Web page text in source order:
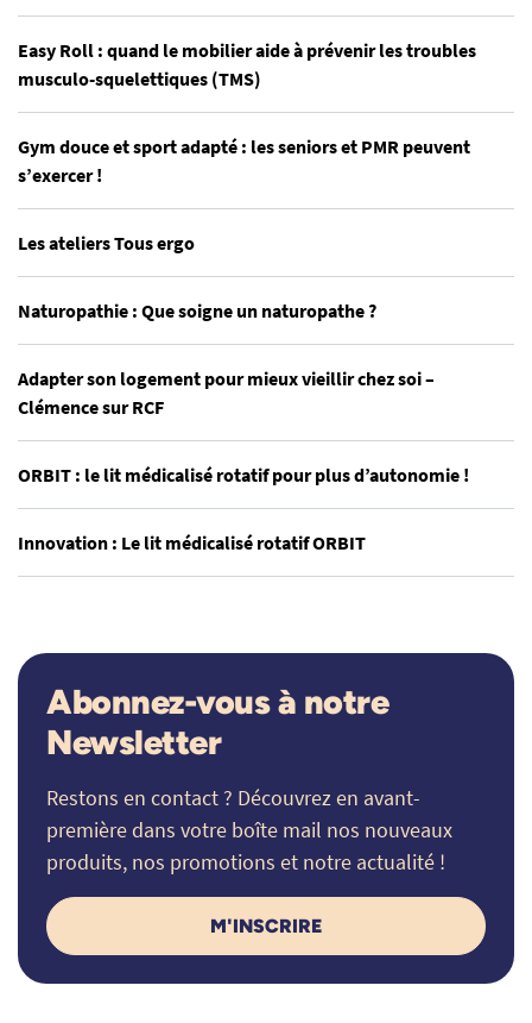
Easy Roll : quand le mobilier aide à prévenir les troubles
musculo-squelettiques (TMS)
Gym douce et sport adapté : les seniors et PMR peuvent
s’exercer !
Les ateliers Tous ergo
Naturopathie : Que soigne un naturopathe ?
Adapter son logement pour mieux vieillir chez soi –
Clémence sur RCF
ORBIT : le lit médicalisé rotatif pour plus d’autonomie !
Innovation : Le lit médicalisé rotatif ORBIT
Abonnez-vous à notre
Newsletter
Restons en contact ? Découvrez en avant-
première dans votre boîte mail nos nouveaux
produits, nos promotions et notre actualité !
M'INSCRIRE